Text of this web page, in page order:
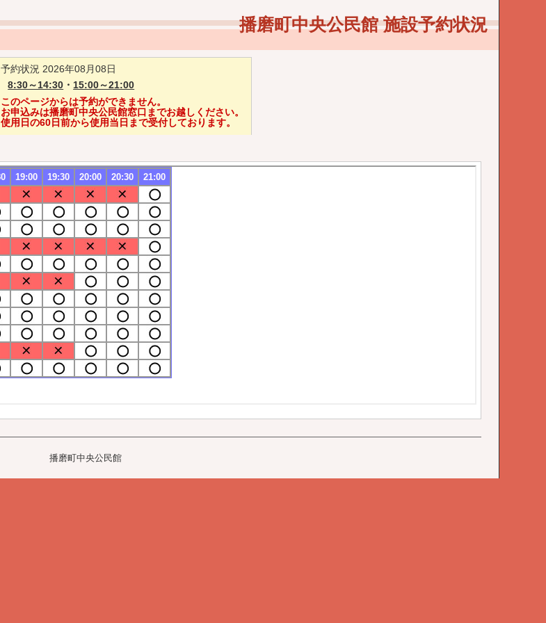
播磨町中央公民館 施設予約状況
予約状況 2026年08月08日
8:30～14:30 ・ 15:00～21:00
このページからは予約ができません。
お申込みは播磨町中央公民館窓口までお越しください。
使用日の60日前から使用当日まで受付しております。
播磨町中央公民館